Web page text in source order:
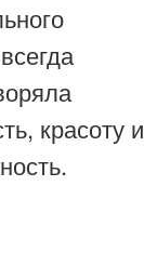
красоту и